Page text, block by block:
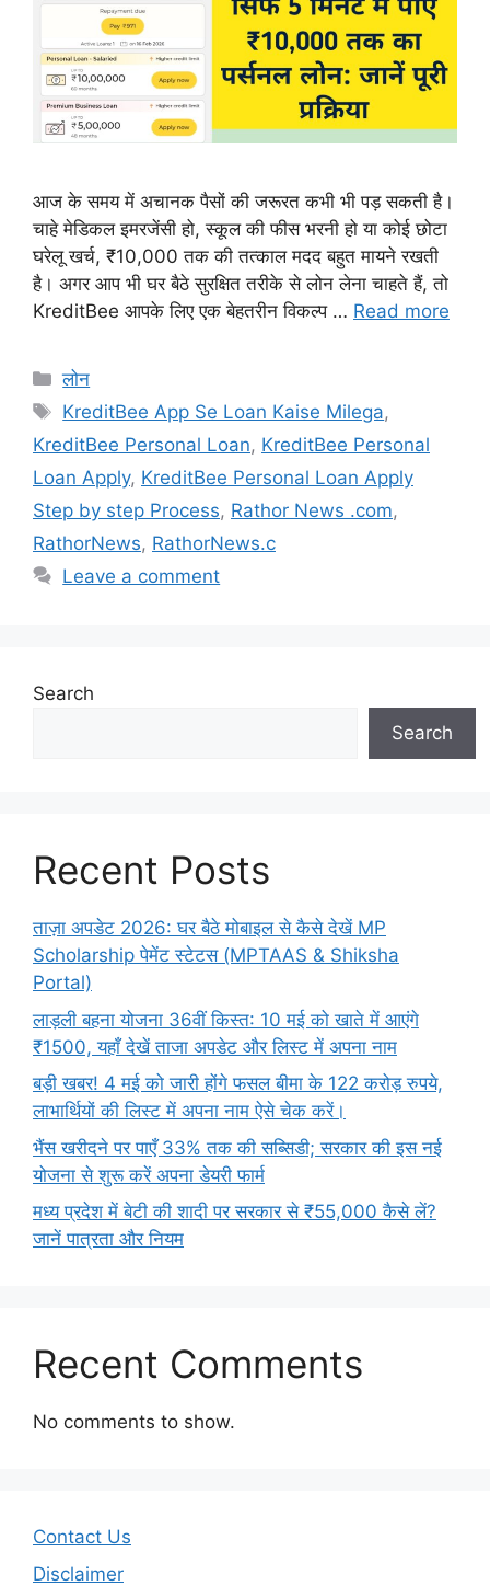
आज के समय में अचानक पैसों की जरूरत कभी भी पड़ सकती है।
चाहे मेडिकल इमरजेंसी हो, स्कूल की फीस भरनी हो या कोई छोटा
घरेलू खर्च, ₹10,000 तक की तत्काल मदद बहुत मायने रखती
है। अगर आप भी घर बैठे सुरक्षित तरीके से लोन लेना चाहते हैं, तो
KreditBee आपके लिए एक बेहतरीन विकल्प … Read more
Categories
लोन
Tags
KreditBee App Se Loan Kaise Milega,
KreditBee Personal Loan, KreditBee Personal
Loan Apply, KreditBee Personal Loan Apply
Step by step Process, Rathor News .com,
RathorNews, RathorNews.c
Leave a comment
Search
Search
Recent Posts
ताज़ा अपडेट 2026: घर बैठे मोबाइल से कैसे देखें MP
Scholarship पेमेंट स्टेटस (MPTAAS & Shiksha
Portal)
लाड़ली बहना योजना 36वीं किस्त: 10 मई को खाते में आएंगे
₹1500, यहाँ देखें ताजा अपडेट और लिस्ट में अपना नाम
बड़ी खबर! 4 मई को जारी होंगे फसल बीमा के 122 करोड़ रुपये,
लाभार्थियों की लिस्ट में अपना नाम ऐसे चेक करें।
भैंस खरीदने पर पाएँ 33% तक की सब्सिडी; सरकार की इस नई
योजना से शुरू करें अपना डेयरी फार्म
मध्य प्रदेश में बेटी की शादी पर सरकार से ₹55,000 कैसे लें?
जानें पात्रता और नियम
Recent Comments
No comments to show.
Contact Us
Disclaimer